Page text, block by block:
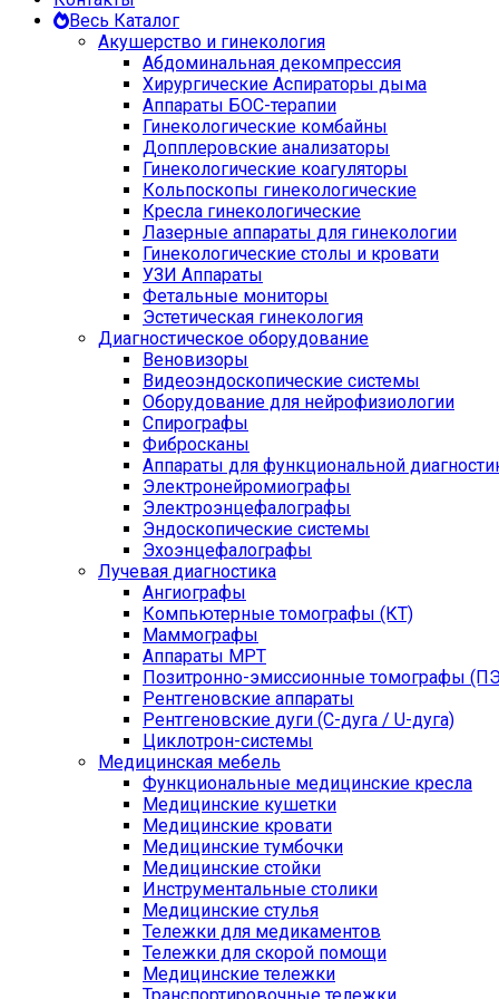
Весь Каталог
Акушерство и гинекология
Абдоминальная декомпрессия
Хирургические Аспираторы дыма
Аппараты БОС-терапии
Гинекологические комбайны
Допплеровские анализаторы
Гинекологические коагуляторы
Кольпоскопы гинекологические
Кресла гинекологические
Лазерные аппараты для гинекологии
Гинекологические столы и кровати
УЗИ Аппараты
Фетальные мониторы
Эстетическая гинекология
Диагностическое оборудование
Веновизоры
Видеоэндоскопические системы
Оборудование для нейрофизиологии
Спирографы
Фибросканы
Аппараты для функциональной
Электронейромиографы
Электроэнцефалографы
Эндоскопические системы
Эхоэнцефалографы
Лучевая диагностика
Ангиографы
Компьютерные томографы (КТ)
Маммографы
Аппараты МРТ
Позитронно-эмиссионные томографы
Рентгеновские аппараты
Рентгеновские дуги (С-дуга / U-дуга)
Циклотрон-системы
Медицинская мебель
Функциональные медицинские кресла
Медицинские кушетки
Медицинские кровати
Медицинские тумбочки
Медицинские стойки
Инструментальные столики
Медицинские стулья
Тележки для медикаментов
Тележки для скорой помощи
Медицинские тележки